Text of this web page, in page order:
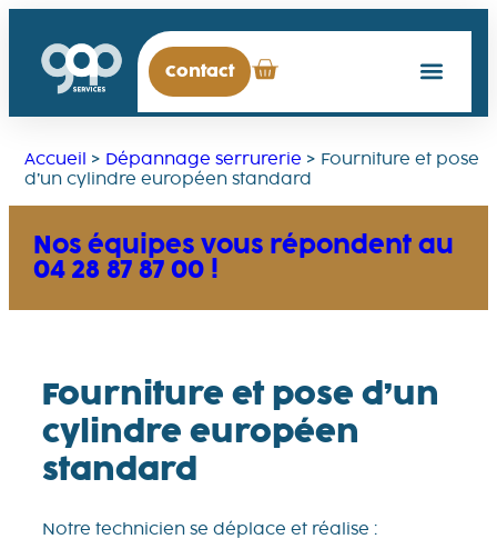
Contact
Accueil > Dépannage serrurerie > Fourniture et pose
d’un cylindre européen standard
Nos équipes vous répondent au
04 28 87 87 00 !
Fourniture et pose d’un
cylindre européen
standard
Notre technicien se déplace et réalise :